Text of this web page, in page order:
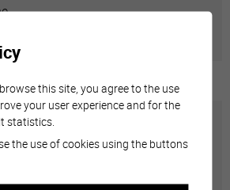
contre le racisme et
this site, you agree to the use
your user experience and for the
statistics.
the use of cookies using the buttons